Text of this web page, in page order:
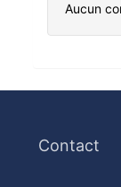
Aucun
Contact